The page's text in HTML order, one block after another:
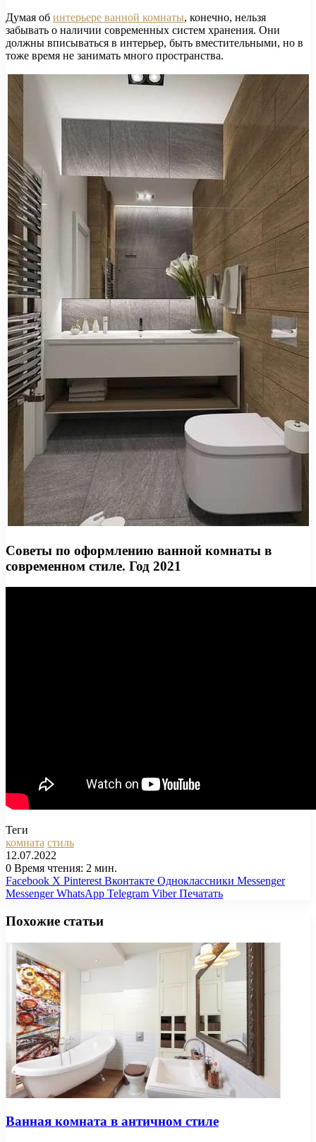
Думая об интерьере ванной комнаты, конечно, нельзя
забывать о наличии современных систем хранения. Они
должны вписываться в интерьер, быть вместительными, но в
тоже время не занимать много пространства.
Советы по оформлению ванной комнаты в
современном стиле. Год 2021
Теги
комната стиль
12.07.2022
0 Время чтения: 2 мин.
Facebook X Pinterest Вконтакте Одноклассники Messenger
Messenger WhatsApp Telegram Viber Печатать
Похожие статьи
Ванная комната в античном стиле